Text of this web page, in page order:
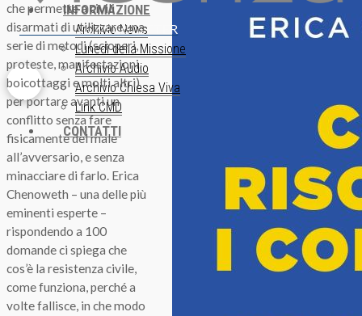
INFORMAZIONE
Archivio News
Lunedì della Missione
Archivio Audio
Archivio Chiesa Viva
Link CMD
CONTATTI
ISCRIZIONE NEWSLETTER
che permette a civili
disarmati di utilizzare una
serie di metodi (scioperi,
proteste, manifestazioni,
boicottaggi e molti altri)
per portare avanti un
conflitto senza fare
fisicamente del male
all’avversario, e senza
minacciare di farlo. Erica
Chenoweth – una delle più
eminenti esperte –
rispondendo a 100
domande ci spiega che
cos’è la resistenza civile,
come funziona, perché a
volte fallisce, in che modo